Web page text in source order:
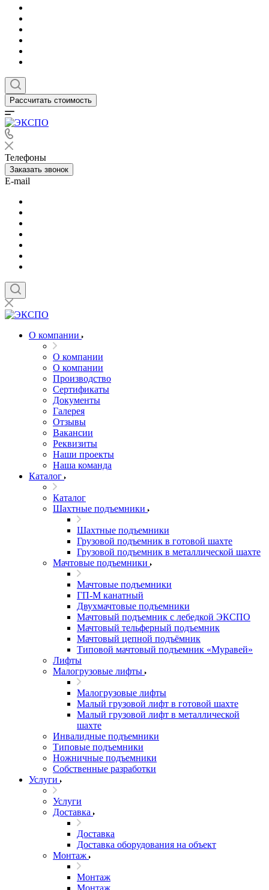
Рассчитать стоимость
Телефоны
Заказать звонок
E-mail
О компании
О компании
О компании
Производство
Сертификаты
Документы
Галерея
Отзывы
Вакансии
Реквизиты
Наши проекты
Наша команда
Каталог
Каталог
Шахтные подъемники
Шахтные подъемники
Грузовой подъемник в готовой шахте
Грузовой подъемник в металлической шахте
Мачтовые подъемники
Мачтовые подъемники
ГП-М канатный
Двухмачтовые подъемники
Мачтовый подъемник с лебедкой ЭКСПО
Мачтовый тельферный подъемник
Мачтовый цепной подъёмник
Типовой мачтовый подъемник «Муравей»
Лифты
Малогрузовые лифты
Малогрузовые лифты
Малый грузовой лифт в готовой шахте
Малый грузовой лифт в металлической
шахте
Инвалидные подъемники
Типовые подъемники
Ножничные подъемники
Собственные разработки
Услуги
Услуги
Доставка
Доставка
Доставка оборудования на объект
Монтаж
Монтаж
Монтаж